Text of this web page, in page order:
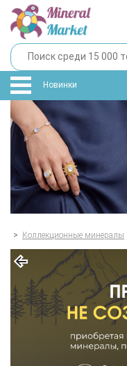
Новинки
> Коллекционные минералы